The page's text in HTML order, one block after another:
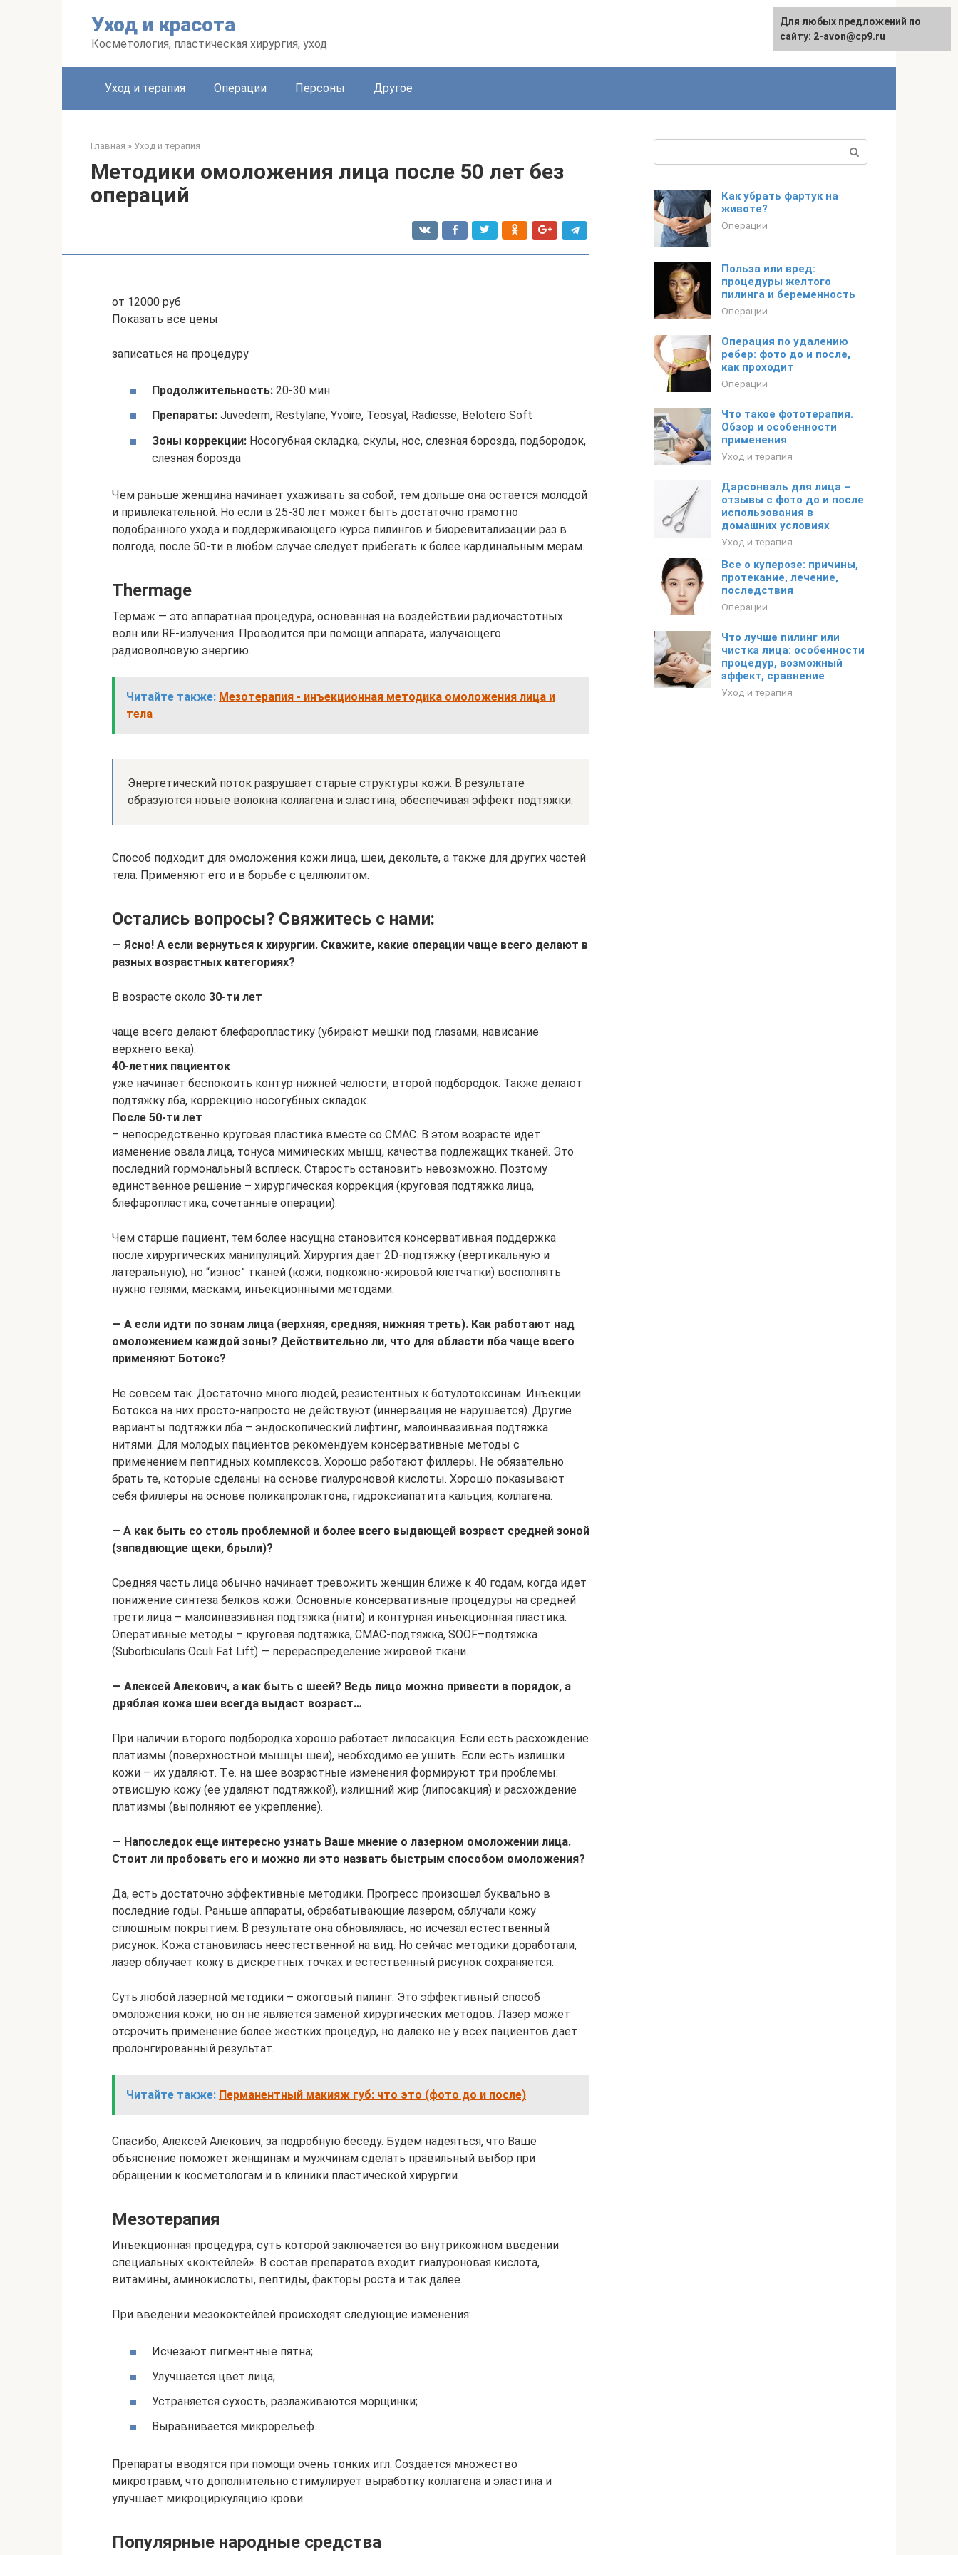
Уход и красота
Косметология, пластическая хирургия, уход
Уход и терапия Операции Персоны Другое
Главная » Уход и терапия
Методики омоложения лица после 50 лет без
операций
от 12000 руб
Показать все цены
записаться на процедуру
Продолжительность: 20-30 мин
Препараты: Juvederm, Restylane, Yvoire, Teosyal, Radiesse, Belotero Soft
Зоны коррекции: Носогубная складка, скулы, нос, слезная борозда, подбородок,
слезная борозда
Чем раньше женщина начинает ухаживать за собой, тем дольше она остается молодой
и привлекательной. Но если в 25-30 лет может быть достаточно грамотно
подобранного ухода и поддерживающего курса пилингов и биоревитализации раз в
полгода, после 50-ти в любом случае следует прибегать к более кардинальным мерам.
Thermage
Термаж — это аппаратная процедура, основанная на воздействии радиочастотных
волн или RF-излучения. Проводится при помощи аппарата, излучающего
радиоволновую энергию.
Читайте также: Мезотерапия - инъекционная методика омоложения лица и
тела
Энергетический поток разрушает старые структуры кожи. В результате
образуются новые волокна коллагена и эластина, обеспечивая эффект подтяжки.
Способ подходит для омоложения кожи лица, шеи, декольте, а также для других частей
тела. Применяют его и в борьбе с целлюлитом.
Остались вопросы? Свяжитесь с нами:
— Ясно! А если вернуться к хирургии. Скажите, какие операции чаще всего делают в
разных возрастных категориях?
В возрасте около 30-ти лет
чаще всего делают блефаропластику (убирают мешки под глазами, нависание
верхнего века).
40-летних пациенток
уже начинает беспокоить контур нижней челюсти, второй подбородок. Также делают
подтяжку лба, коррекцию носогубных складок.
После 50-ти лет
– непосредственно круговая пластика вместе со СМАС. В этом возрасте идет
изменение овала лица, тонуса мимических мышц, качества подлежащих тканей. Это
последний гормональный всплеск. Старость остановить невозможно. Поэтому
единственное решение – хирургическая коррекция (круговая подтяжка лица,
блефаропластика, сочетанные операции).
Чем старше пациент, тем более насущна становится консервативная поддержка
после хирургических манипуляций. Хирургия дает 2D-подтяжку (вертикальную и
латеральную), но “износ” тканей (кожи, подкожно-жировой клетчатки) восполнять
нужно гелями, масками, инъекционными методами.
— А если идти по зонам лица (верхняя, средняя, нижняя треть). Как работают над
омоложением каждой зоны? Действительно ли, что для области лба чаще всего
применяют Ботокс?
Не совсем так. Достаточно много людей, резистентных к ботулотоксинам. Инъекции
Ботокса на них просто-напросто не действуют (иннервация не нарушается). Другие
варианты подтяжки лба – эндоскопический лифтинг, малоинвазивная подтяжка
нитями. Для молодых пациентов рекомендуем консервативные методы с
применением пептидных комплексов. Хорошо работают филлеры. Не обязательно
брать те, которые сделаны на основе гиалуроновой кислоты. Хорошо показывают
себя филлеры на основе поликапролактона, гидроксиапатита кальция, коллагена.
— А как быть со столь проблемной и более всего выдающей возраст средней зоной
(западающие щеки, брыли)?
Средняя часть лица обычно начинает тревожить женщин ближе к 40 годам, когда идет
понижение синтеза белков кожи. Основные консервативные процедуры на средней
трети лица – малоинвазивная подтяжка (нити) и контурная инъекционная пластика.
Оперативные методы – круговая подтяжка, СМАС-подтяжка, SOOF–подтяжка
(Suborbicularis Oculi Fat Lift) — перераспределение жировой ткани.
— Алексей Алекович, а как быть с шеей? Ведь лицо можно привести в порядок, а
дряблая кожа шеи всегда выдаст возраст…
При наличии второго подбородка хорошо работает липосакция. Если есть расхождение
платизмы (поверхностной мышцы шеи), необходимо ее ушить. Если есть излишки
кожи – их удаляют. Т.е. на шее возрастные изменения формируют три проблемы:
отвисшую кожу (ее удаляют подтяжкой), излишний жир (липосакция) и расхождение
платизмы (выполняют ее укрепление).
— Напоследок еще интересно узнать Ваше мнение о лазерном омоложении лица.
Стоит ли пробовать его и можно ли это назвать быстрым способом омоложения?
Да, есть достаточно эффективные методики. Прогресс произошел буквально в
последние годы. Раньше аппараты, обрабатывающие лазером, облучали кожу
сплошным покрытием. В результате она обновлялась, но исчезал естественный
рисунок. Кожа становилась неестественной на вид. Но сейчас методики доработали,
лазер облучает кожу в дискретных точках и естественный рисунок сохраняется.
Суть любой лазерной методики – ожоговый пилинг. Это эффективный способ
омоложения кожи, но он не является заменой хирургических методов. Лазер может
отсрочить применение более жестких процедур, но далеко не у всех пациентов дает
пролонгированный результат.
Читайте также: Перманентный макияж губ: что это (фото до и после)
Спасибо, Алексей Алекович, за подробную беседу. Будем надеяться, что Ваше
объяснение поможет женщинам и мужчинам сделать правильный выбор при
обращении к косметологам и в клиники пластической хирургии.
Мезотерапия
Инъекционная процедура, суть которой заключается во внутрикожном введении
специальных «коктейлей». В состав препаратов входит гиалуроновая кислота,
витамины, аминокислоты, пептиды, факторы роста и так далее.
При введении мезококтейлей происходят следующие изменения:
Исчезают пигментные пятна;
Улучшается цвет лица;
Устраняется сухость, разлаживаются морщинки;
Выравнивается микрорельеф.
Препараты вводятся при помощи очень тонких игл. Создается множество
микротравм, что дополнительно стимулирует выработку коллагена и эластина и
улучшает микроциркуляцию крови.
Популярные народные средства
Как убрать фартук на
животе?
Операции
Польза или вред:
процедуры желтого
пилинга и беременность
Операции
Операция по удалению
ребер: фото до и после,
как проходит
Операции
Что такое фототерапия.
Обзор и особенности
применения
Уход и терапия
Дарсонваль для лица –
отзывы с фото до и после
использования в
домашних условиях
Уход и терапия
Все о куперозе: причины,
протекание, лечение,
последствия
Операции
Что лучше пилинг или
чистка лица: особенности
процедур, возможный
эффект, сравнение
Уход и терапия
Для любых предложений по
сайту: 2-avon@cp9.ru